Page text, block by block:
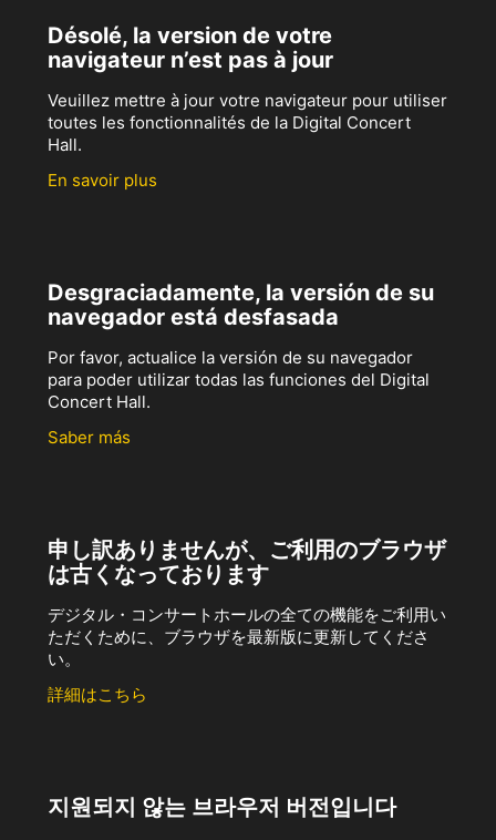
Désolé, la version de votre
navigateur n’est pas à jour
Veuillez mettre à jour votre navigateur pour utiliser
toutes les fonctionnalités de la Digital Concert
Hall.
En savoir plus
Desgraciadamente, la versión de su
navegador está desfasada
Por favor, actualice la versión de su navegador
para poder utilizar todas las funciones del Digital
Concert Hall.
Saber más
申し訳ありませんが、ご利用のブラウザ
は古くなっております
デジタル・コンサートホールの全ての機能をご利用い
ただくために、ブラウザを最新版に更新してくださ
い。
詳細はこちら
지원되지 않는 브라우저 버전입니다